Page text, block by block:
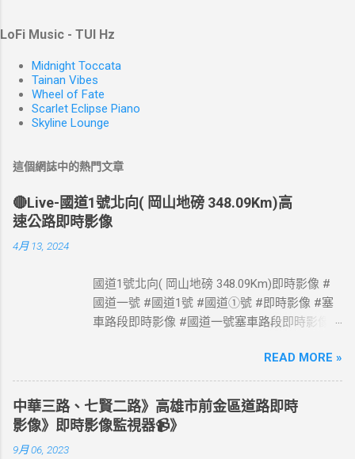
LoFi Music - TUI Hz
Midnight Toccata
Tainan Vibes
Wheel of Fate
Scarlet Eclipse Piano
Skyline Lounge
這個網誌中的熱門文章
🔴Live-國道1號北向( 岡山地磅 348.09Km)高
速公路即時影像
4月 13, 2024
國道1號北向( 岡山地磅 348.09Km)即時影像 #
國道一號 #國道1號 #國道①號 #即時影像 #塞
車路段即時影像 #國道一號塞車路段即時影像 #
#國道1號塞車路段 #Taiwan #Live #freeway #
高速公路即時影像 #高速公路 即時了解路況，
以免塞車。 影像資料來源：交通部高速公路局
政府網站資料開放宣告
https://www.freeway.gov.tw/Publish.aspx?
READ MORE »
中華三路、七賢二路》高雄市前金區道路即時
影像》即時影像監視器📹》
9月 06, 2023